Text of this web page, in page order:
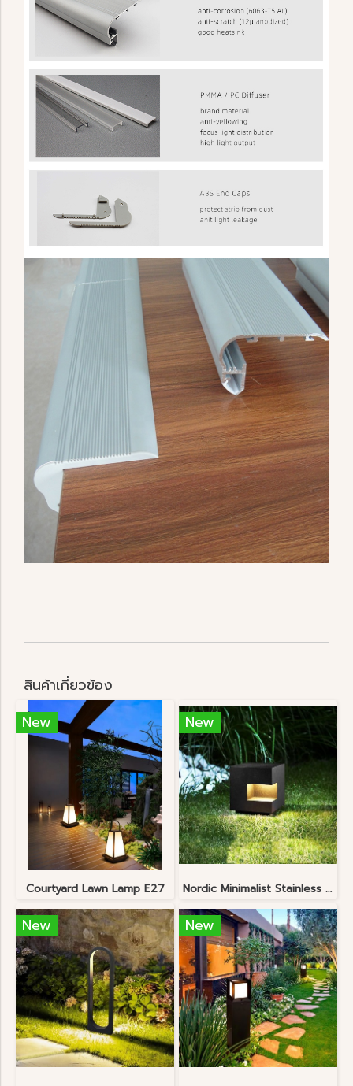
สินค้าเกี่ยวข้อง
New
Courtyard Lawn Lamp E27
New
Nordic Minimalist Stainless Steel Lawn Lamp
New New